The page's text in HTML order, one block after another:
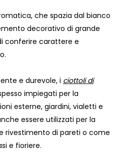
che spazia dal bianco
decorativo di grande
conferire carattere e
e durevole, i ciottoli di
impiegati per la
esterne, giardini, vialetti e
essere utilizzati per la
rivestimento di pareti o come
e fioriere.